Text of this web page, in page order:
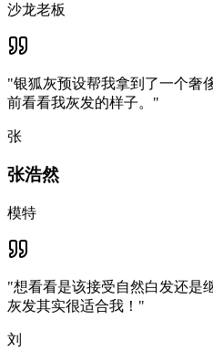
沙龙老板
"银狐灰预设帮我拿到了一个奢
前看看我灰发的样子。 "
张
张浩然
模特
"想看看是该接受自然白发还是
灰发其实很适合我！ "
刘